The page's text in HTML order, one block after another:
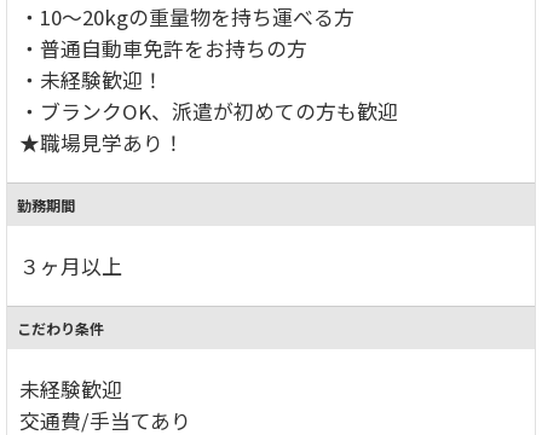
・10～20kgの重量物を持ち運べる方
・普通自動車免許をお持ちの方
・未経験歓迎！
・ブランクOK、派遣が初めての方も歓迎
★職場見学あり！
勤務期間
３ヶ月以上
こだわり条件
未経験歓迎
交通費/手当てあり